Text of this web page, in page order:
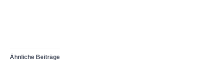
Ähnliche Beiträge